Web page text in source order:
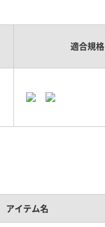
適合規格
アイテム名